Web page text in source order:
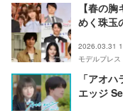
【春の
めく珠玉
2026.03.31
モデルプレス
「アオ
エッジ